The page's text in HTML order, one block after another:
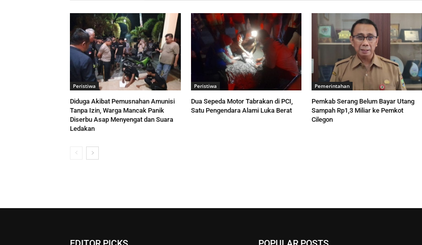
Peristiwa
Diduga Akibat Pemusnahan Amunisi
Tanpa Izin, Warga Mancak Panik
Diserbu Asap Menyengat dan Suara
Ledakan
Peristiwa
Dua Sepeda Motor Tabrakan di PCI,
Satu Pengendara Alami Luka Berat
Pemerintahan
Pemkab Serang Belum Bayar Utang
Sampah Rp1,3 Miliar ke Pemkot
Cilegon